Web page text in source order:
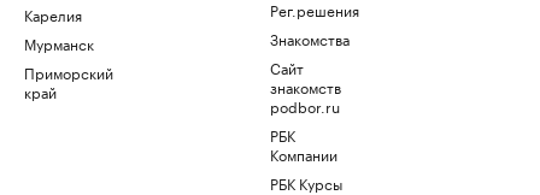
Карелия
Мурманск
Приморский
край
Рег.решения
Знакомства
Сайт
знакомств
podbor.ru
РБК
Компании
РБК Курсы